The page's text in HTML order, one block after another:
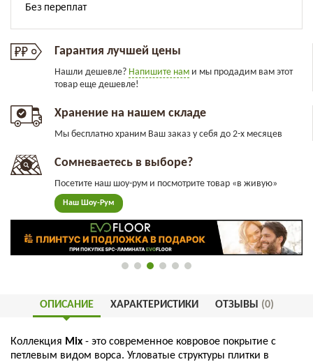
Гарантия лучшей цены
Нашли дешевле? Напишите нам и мы продадим вам этот
товар еще дешевле!
Хранение на нашем складе
Мы бесплатно храним Ваш заказ у себя до 2-х месяцев
Сомневаетесь в выборе?
Посетите наш шоу-рум и посмотрите товар «в живую»
Наш Шоу-Рум
ОПИСАНИЕ ХАРАКТЕРИСТИКИ ОТЗЫВЫ (0)
Коллекция Mix - это современное ковровое покрытие с
петлевым видом ворса. Угловатые структуры плитки в